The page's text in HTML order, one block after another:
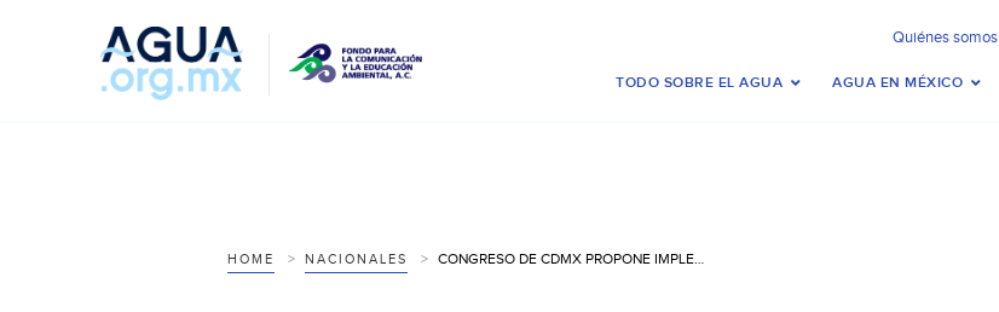
Quiénes somos
TODO SOBRE EL AGUA AGUA EN MÉXICO
HOME NACIONALES CONGRESO DE CDMX PROPONE IMPLEMENTAR JARDINES INFILTRANTES EN ESPACIOS PÚBLICOS (EL ECONOMISTA)